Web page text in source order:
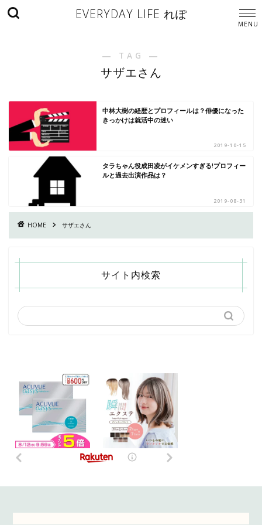
EVERYDAY LIFE れぽ
― TAG ―
サザエさん
中林大樹の経歴とプロフィールは？俳優になった
きっかけは就活中の迷い
2019-10-15
タラちゃん役成田凌がイケメンすぎる!プロフィー
ルと過去出演作品は？
2019-08-31
HOME サザエさん
サイト内検索